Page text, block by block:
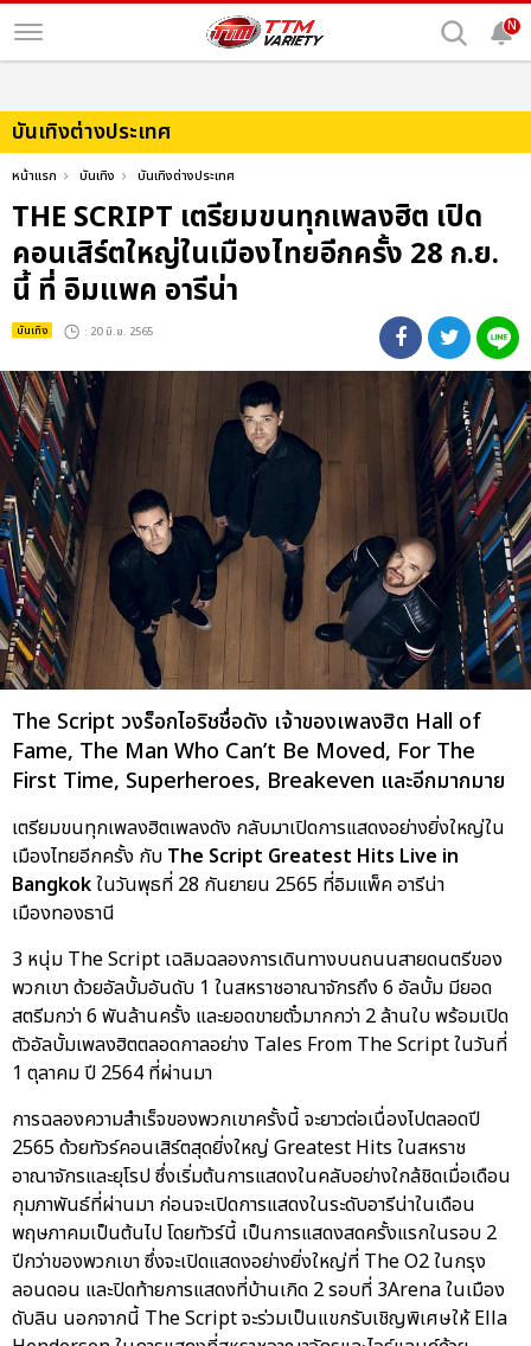
N
บันเทิงต่างประเทศ
หน้าแรก บันเทิง บันเทิงต่างประเทศ
THE SCRIPT เตรียมขนทุกเพลงฮิต เปิด
คอนเสิร์ตใหญ่ในเมืองไทยอีกครั้ง 28 ก.ย.
นี้ ที่ อิมแพค อารีน่า
บันเทิง : 20 มิ.ย. 2565
The Script วงร็อกไอริชชื่อดัง เจ้าของเพลงฮิต Hall of
Fame, The Man Who Can’t Be Moved, For The
First Time, Superheroes, Breakeven และอีกมากมาย
เตรียมขนทุกเพลงฮิตเพลงดัง กลับมาเปิดการแสดงอย่างยิ่งใหญ่ใน
เมืองไทยอีกครั้ง กับ The Script Greatest Hits Live in
Bangkokในวันพุธที่ 28 กันยายน 2565 ที่อิมแพ็ค อารีน่า
เมืองทองธานี
3 หนุ่ม The Script เฉลิมฉลองการเดินทางบนถนนสายดนตรีของ
พวกเขา ด้วยอัลบั้มอันดับ 1 ในสหราชอาณาจักรถึง 6 อัลบั้ม มียอด
สตรีมกว่า 6 พันล้านครั้ง และยอดขายตั๋วมากกว่า 2 ล้านใบ พร้อมเปิด
ตัวอัลบั้มเพลงฮิตตลอดกาลอย่าง Tales From The Script ในวันที่
1 ตุลาคม ปี 2564 ที่ผ่านมา
การฉลองความสำเร็จของพวกเขาครั้งนี้ จะยาวต่อเนื่องไปตลอดปี
2565 ด้วยทัวร์คอนเสิร์ตสุดยิ่งใหญ่ Greatest Hits ในสหราช
อาณาจักรและยุโรป ซึ่งเริ่มต้นการแสดงในคลับอย่างใกล้ชิดเมื่อเดือน
กุมภาพันธ์ที่ผ่านมา ก่อนจะเปิดการแสดงในระดับอารีน่าในเดือน
พฤษภาคมเป็นต้นไป โดยทัวร์นี้ เป็นการแสดงสดครั้งแรกในรอบ 2
ปีกว่าของพวกเขา ซึ่งจะเปิดแสดงอย่างยิ่งใหญ่ที่ The O2 ในกรุง
ลอนดอน และปิดท้ายการแสดงที่บ้านเกิด 2 รอบที่ 3Arena ในเมือง
ดับลิน นอกจากนี้ The Script จะร่วมเป็นแขกรับเชิญพิเศษให้ Ella